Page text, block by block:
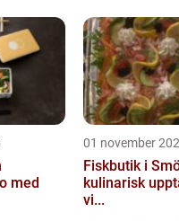
med
01 november
Fiskbutik i
kulinarisk
vi...